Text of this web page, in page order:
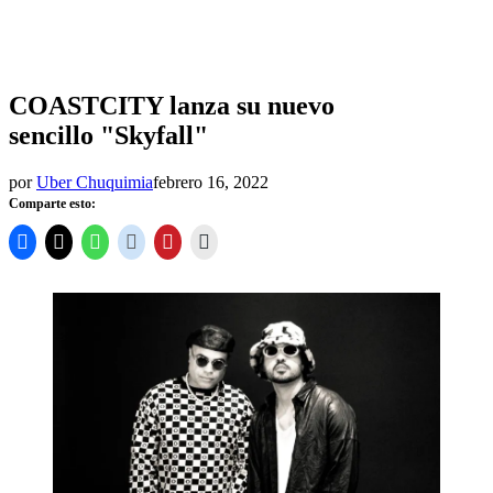
COASTCITY lanza su nuevo
sencillo "Skyfall"
por Uber Chuquimiafebrero 16, 2022
Comparte esto: